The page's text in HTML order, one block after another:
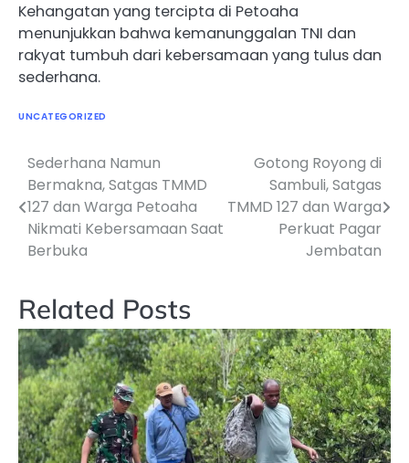
Kehangatan yang tercipta di Petoaha
menunjukkan bahwa kemanunggalan TNI dan
rakyat tumbuh dari kebersamaan yang tulus dan
sederhana.
UNCATEGORIZED
Navigasi
pos
Sederhana Namun
Bermakna, Satgas TMMD
127 dan Warga Petoaha
Nikmati Kebersamaan Saat
Berbuka
Gotong Royong di
Sambuli, Satgas
TMMD 127 dan Warga
Perkuat Pagar
Jembatan
Related Posts